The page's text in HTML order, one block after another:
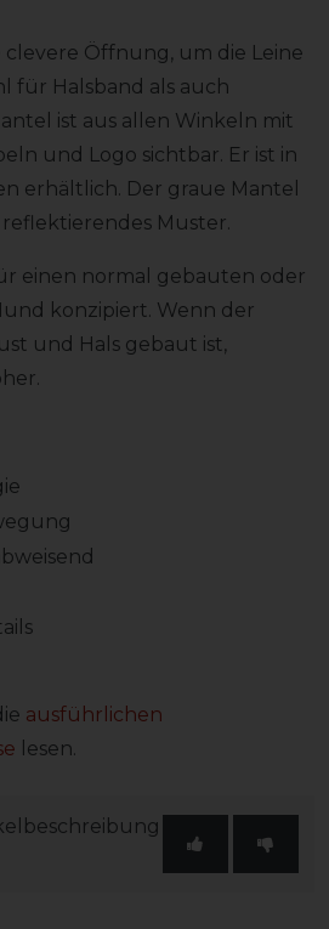
Öffnung, um die Leine
für Halsband als auch
ist aus allen Winkeln mit
und Logo sichtbar. Er ist in
erhältlich. Der graue Mantel
Muster.
einen normal gebauten oder
konzipiert. Wenn der
und Hals gebaut ist,
ausführlichen
lesen.